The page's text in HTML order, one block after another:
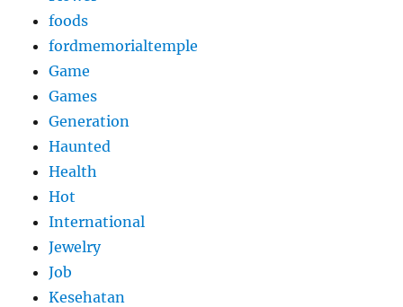
foods
fordmemorialtemple
Game
Games
Generation
Haunted
Health
Hot
International
Jewelry
Job
Kesehatan